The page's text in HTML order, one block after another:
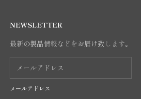
NEWSLETTER
最新の製品情報などをお届け致します。
メールアドレス